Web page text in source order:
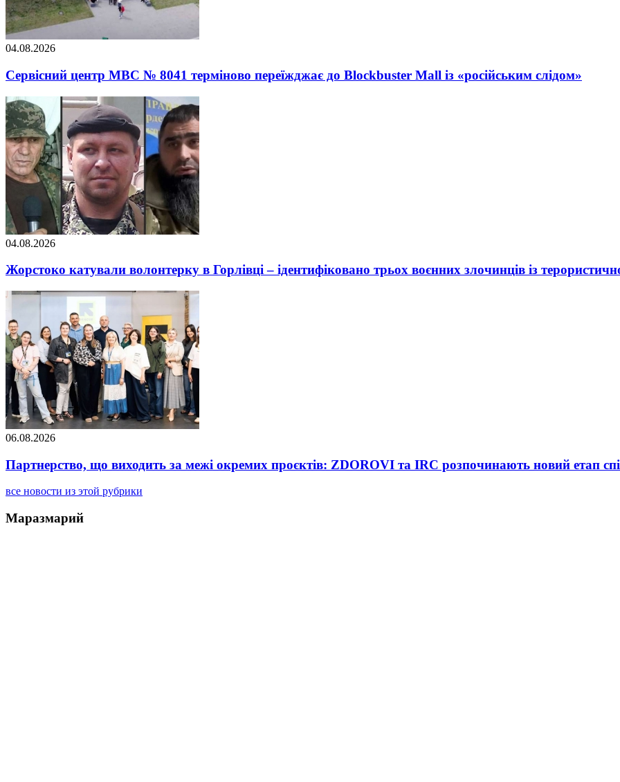
04.08.2026
Сервісний центр МВС № 8041 терміново переїжджає до Blockbuster Mall із «російським слідом»
04.08.2026
Жорстоко катували волонтерку в Горлівці – ідентифіковано трьох воєнних злочинців із
06.08.2026
Партнерство, що виходить за межі окремих проєктів: ZDOROVI та IRC розпочинають новий етап
все новости из этой рубрики
Маразмарий